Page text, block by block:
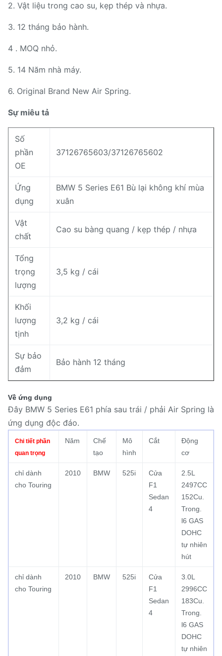
2. Vật liệu trong cao su, kẹp thép và nhựa.
3. 12 tháng bảo hành.
4 . MOQ nhỏ.
5. 14 Năm nhà máy.
6. Original Brand New Air Spring.
Sự miêu tả
Số
phần
OE
37126765603/37126765602
Ứng
dụng
BMW 5 Series E61 Bù lại không khí mùa
xuân
Vật
chất
Cao su bàng quang / kẹp thép / nhựa
Tổng
trọng
lượng
3,5 kg / cái
Khối
lượng
tịnh
3,2 kg / cái
Sự bảo
đảm
Bảo hành 12 tháng
Về ứng dụng
Đây BMW 5 Series E61 phía sau trái / phải Air Spring là
ứng dụng độc đáo.
Chi tiết phần
quan trọng
Năm
Chế
tạo
Mô
hình
Cắt
Động
cơ
chỉ dành
cho Touring
2010 BMW 525i
Cửa
F1
Sedan
4
2.5L
2497CC
152Cu.
Trong.
l6 GAS
DOHC
tự nhiên
hút
chỉ dành
cho Touring
2010 BMW 525i
Cửa
F1
Sedan
4
3.0L
2996CC
183Cu.
Trong.
l6 GAS
DOHC
tự nhiên